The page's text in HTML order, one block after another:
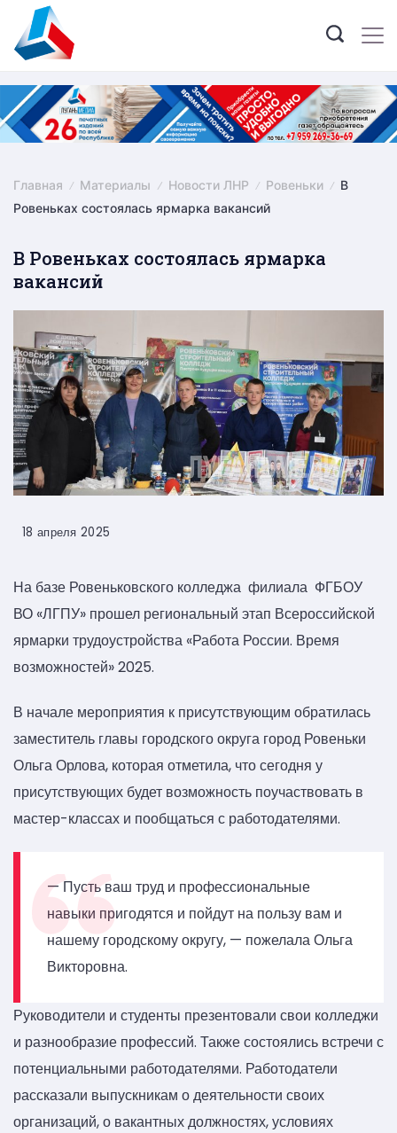
content
Главная Материалы Новости ЛНР Ровеньки
В
Ровеньках состоялась ярмарка вакансий
В Ровеньках состоялась ярмарка
вакансий
18 апреля 2025
На базе Ровеньковского колледжа филиала ФГБОУ
ВО «ЛГПУ» прошел региональный этап Всероссийской
ярмарки трудоустройства «Работа России. Время
возможностей» 2025.
В начале мероприятия к присутствующим обратилась
заместитель главы городского округа город Ровеньки
Ольга Орлова, которая отметила, что сегодня у
присутствующих будет возможность поучаствовать в
мастер-классах и пообщаться с работодателями.
— Пусть ваш труд и профессиональные
навыки пригодятся и пойдут на пользу вам и
нашему городскому округу, — пожелала Ольга
Викторовна.
Руководители и студенты презентовали свои колледжи
и разнообразие профессий. Также состоялись встречи с
потенциальными работодателями. Работодатели
рассказали выпускникам о деятельности своих
организаций, о вакантных должностях, условиях